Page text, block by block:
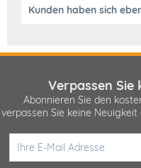
Kunden haben sich
Verpassen Sie
Abonnieren Sie den
verpassen Sie keine